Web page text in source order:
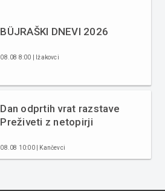
BÜJRAŠKI DNEVI 2026
08.08 8:00 | Ižakovci
Dan odprtih vrat razstave
Preživeti z netopirji
08.08 10:00 | Kančevci